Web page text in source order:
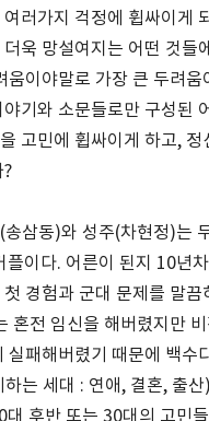
러가지 걱정에 휩싸이게
욱 망설여지는 어떤 것들
움이야말로 가장 큰 두려움
기와 소문들로만 구성된
고민에 휩싸이게 하고,
?
송삼동)와 성주(차현정)는
플이다. 어른이 된지 10년
경험과 군대 문제를 말끔
혼전 임신을 해버렸지만
실패해버렸기 때문에 백수
하는 세대 : 연애, 결혼, 출
대 후반 또는 30대의 고민